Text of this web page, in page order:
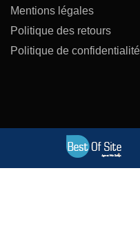
Mentions légales
Politique des retours
Politique de confidentialité